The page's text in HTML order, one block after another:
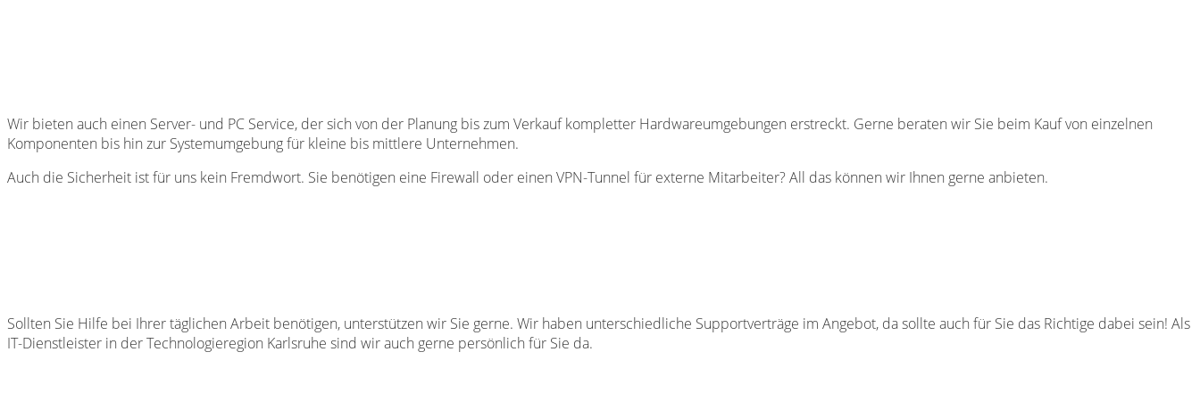
Wir bieten auch einen Server- und PC Service, der sich von der Planung bis zum Verkauf kompletter Hardwareumgebungen erstreckt. Gerne beraten wir Sie beim Kauf von einzelnen
Komponenten bis hin zur Systemumgebung für kleine bis mittlere Unternehmen.
Auch die Sicherheit ist für uns kein Fremdwort. Sie benötigen eine Firewall oder einen VPN-Tunnel für externe Mitarbeiter? All das können wir Ihnen gerne anbieten.
Sollten Sie Hilfe bei Ihrer täglichen Arbeit benötigen, unterstützen wir Sie gerne. Wir haben unterschiedliche Supportverträge im Angebot, da sollte auch für Sie das Richtige dabei sein! Als
IT-Dienstleister in der Technologieregion Karlsruhe sind wir auch gerne persönlich für Sie da.